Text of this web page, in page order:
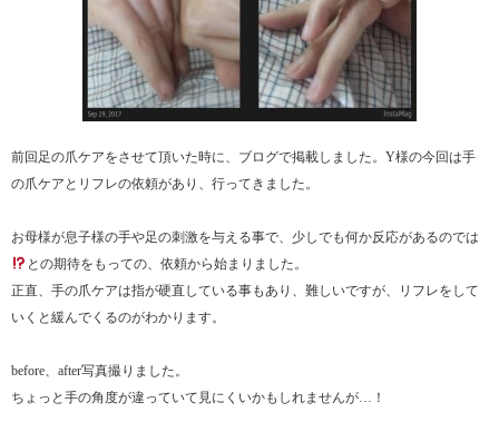
前回足の爪ケアをさせて頂いた時に、ブログで掲載しました。Y様の今回は手
の爪ケアとリフレの依頼があり、行ってきました。
お母様が息子様の手や足の刺激を与える事で、少しでも何か反応があるのでは
との期待をもっての、依頼から始まりました。
正直、手の爪ケアは指が硬直している事もあり、難しいですが、リフレをして
いくと緩んでくるのがわかります。
before、after写真撮りました。
ちょっと手の角度が違っていて見にくいかもしれませんが…！